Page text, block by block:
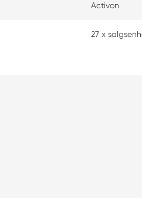
Activon
27 x